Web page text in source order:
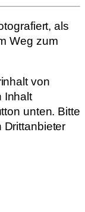
als
Weg zum
von
Inhalt
unten. Bitte
Drittanbieter